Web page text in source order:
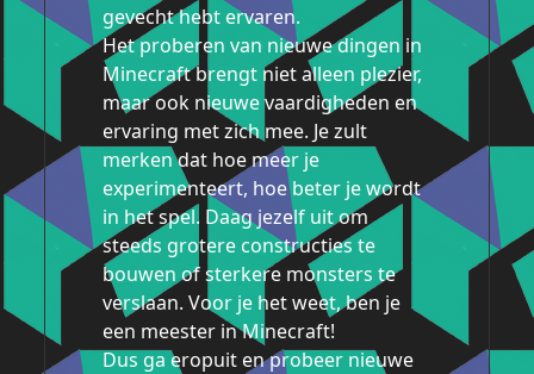
gevecht hebt ervaren.
Het proberen van nieuwe dingen in
Minecraft brengt niet alleen plezier,
maar ook nieuwe vaardigheden en
ervaring met zich mee. Je zult
merken dat hoe meer je
experimenteert, hoe beter je wordt
in het spel. Daag jezelf uit om
steeds grotere constructies te
bouwen of sterkere monsters te
verslaan. Voor je het weet, ben je
een meester in Minecraft!
Dus ga eropuit en probeer nieuwe